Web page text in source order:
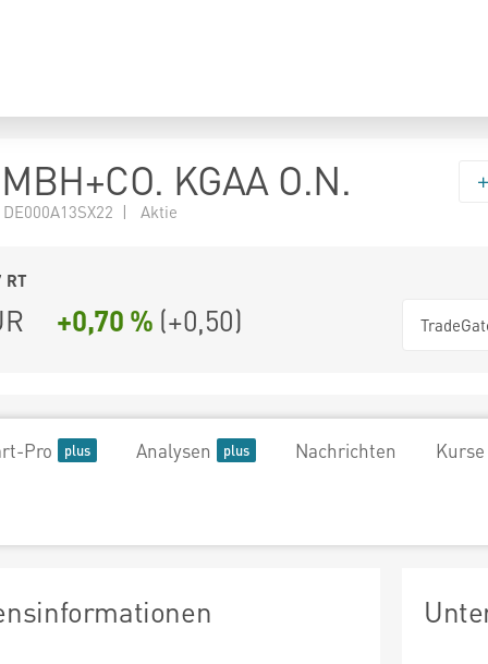
KGAA O.N.
| Aktie
RT
+0,70 % (+0,50)
Pro Analysen Nachrichten